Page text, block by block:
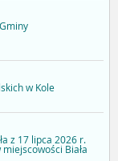
w Kole
z 17 lipca 2026 r.
Biała